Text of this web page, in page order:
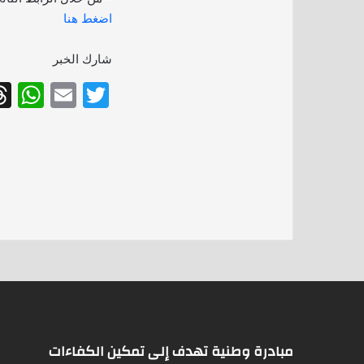
اضغط هنا
شارك الخبر
T
E
W
مبادرة وطنية تهدف إلى تمكين الكفاءات